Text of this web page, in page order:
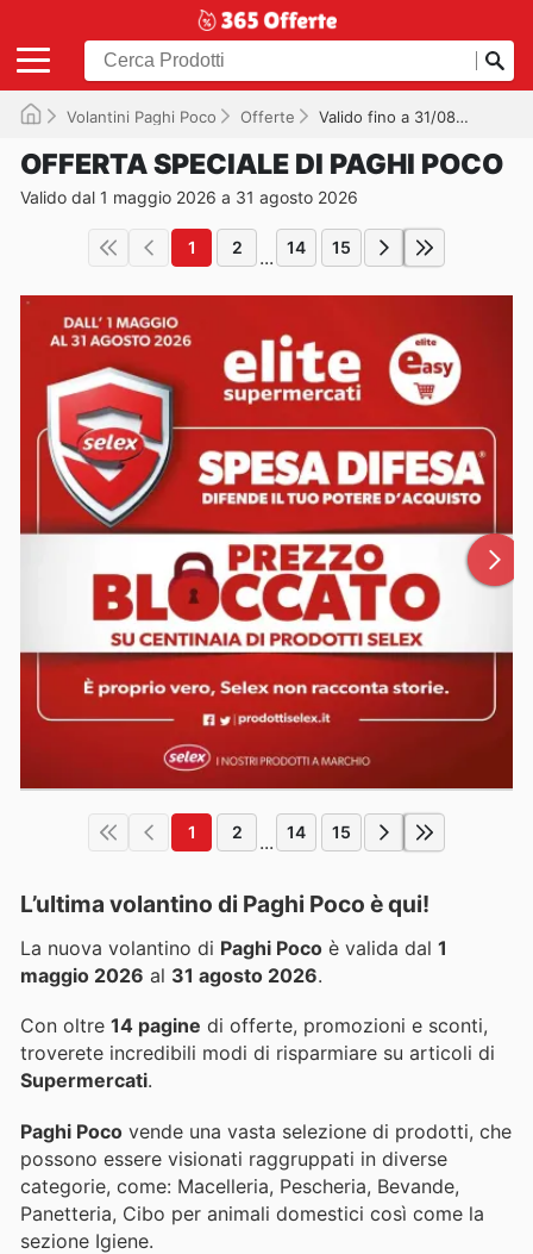
Volantini Paghi Poco Offerte Valido fino a 31/08/2026
OFFERTA SPECIALE DI PAGHI POCO
Valido dal 1 maggio 2026 a 31 agosto 2026
1 2 ... 14 15
1 2 ... 14 15
L’ultima volantino di Paghi Poco è qui!
La nuova volantino di Paghi Poco è valida dal 1
maggio 2026 al 31 agosto 2026.
Con oltre 14 pagine di offerte, promozioni e sconti,
troverete incredibili modi di risparmiare su articoli di
Supermercati.
Paghi Poco vende una vasta selezione di prodotti, che
possono essere visionati raggruppati in diverse
categorie, come: Macelleria, Pescheria, Bevande,
Panetteria, Cibo per animali domestici così come la
sezione Igiene.